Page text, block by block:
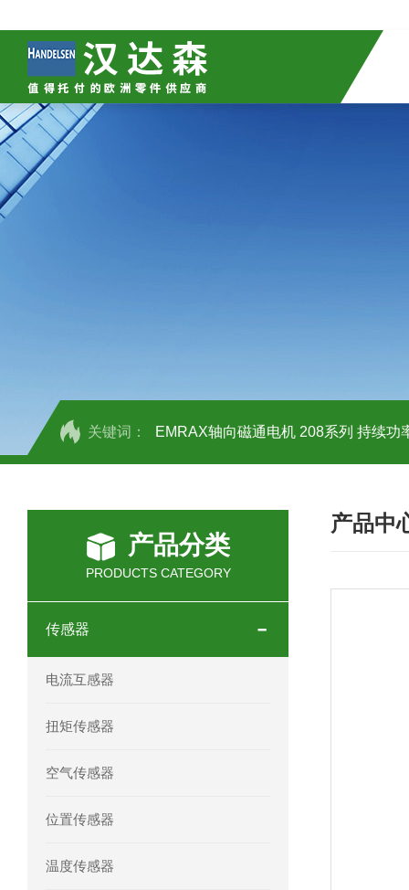
关键词： EMRAX轴向磁通电机 208系列 持续功
OEMER三相同步电机MTES 132SB/2
OEMER三相同步电机MTES 160MA/2
OEMER电机QLS 180M环保农业领域
产品分类
PRODUCTS CATEGORY
传感器
电流互感器
扭矩传感器
空气传感器
位置传感器
温度传感器
产品中